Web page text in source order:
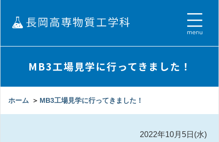
MB3工場見学に行ってきました！
ホーム ＞ MB3工場見学に行ってきました！
2022年10月5日(水)